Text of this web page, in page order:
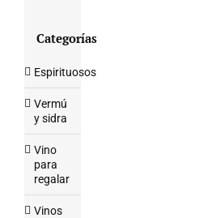
Categorías
Espirituosos
Vermú
y sidra
Vino
para
regalar
Vinos